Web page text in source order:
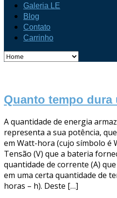
Galeria LE
Blog
Contato
Carrinho
Quanto tempo dura
A quantidade de energia
representa a sua potência,
em Watt-hora (cujo símbolo é
Tensão (V) que a bateria
quantidade de corrente (A)
em uma certa quantidade de
horas – h). Deste […]